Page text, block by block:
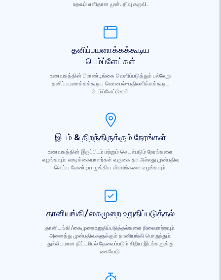
உதவும் எளிதான முன்பதிவு கருவி.
தனிப்பயனாக்கக்கூடிய
டெம்ப்ளேட்கள்
உணவகத்தின் பிராண்டிங்கை வெளிப்படுத்தும் பல்வேறு
தனிப்பயனாக்கக்கூடிய மொபைல்-பதிலளிக்கக்கூடிய
டெம்ப்ளேட்டுகள்.
இடம் & திறந்திருக்கும் நேரங்கள்
உணவகத்தின் இருப்பிடம் மற்றும் செயல்படும் நேரங்களை
வழங்கவும்; வாடிக்கையாளர்கள் வருகை தர அல்லது முன்பதிவு
செய்ய வேண்டிய முக்கிய விவரங்களை வழங்கவும்.
தானியங்கி/கைமுறை உறுதிப்படுத்தல்
தானியங்கி/கைமுறை உறுதிப்படுத்தல்களை நிலைமாற்றவும்.
அனைத்து முன்பதிவுகளுக்கும் தானியங்கி பொருந்தும்;
துல்லியமான திட்டமிடல் தேவைப்படும் சிறிய இடங்களுக்கு
கையேடு.